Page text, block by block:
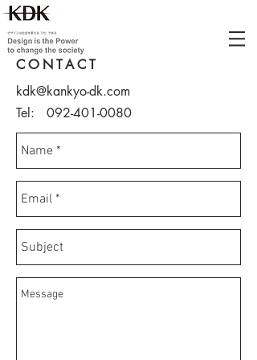
CONTACT
kdk@kankyo-dk.com
Tel: 092-401-0080